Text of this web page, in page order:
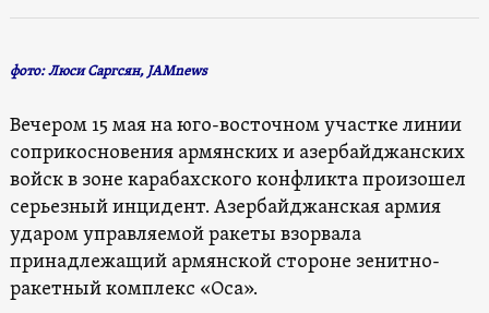
фото: Люси Саргсян, JAMnews
Вечером 15 мая на юго-восточном участке линии
соприкосновения армянских и азербайджанских
войск в зоне карабахского конфликта произошел
серьезный инцидент. Азербайджанская армия
ударом управляемой ракеты взорвала
принадлежащий армянской стороне зенитно-
ракетный комплекс «Оса».